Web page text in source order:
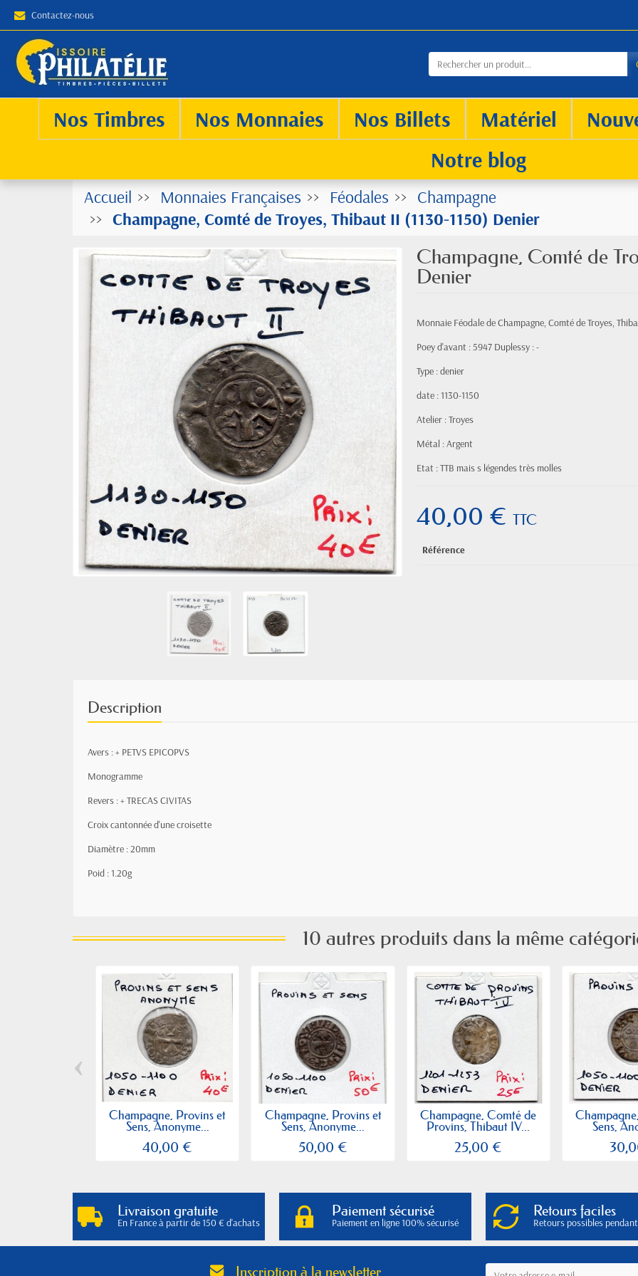
Contactez-nous
Nos Timbres Nos Monnaies Nos Billets Matériel
Notre blog
Accueil Monnaies Françaises Féodales
Champagne
Champagne, Comté de Troyes, Thibaut II (1130-1150) Denier
Champagne, Comté de
Denier
Monnaie Féodale de Champagne, Comté de Troyes,
Poey d'avant : 5947 Duplessy : -
Type : denier
date : 1130-1150
Atelier : Troyes
Métal : Argent
Etat : TTB mais s légendes très molles
40,00 €TTC
Référence
Description
Avers :+ PETVS EPICOPVS
Monogramme
Revers : +TRECAS CIVITAS
Croix cantonnée d'une croisette
Diamètre : 20mm
Poid : 1.20g
10 autres produits dans la même
Champagne, Provins et
Sens, Anonyme...
40,00 €
Champagne, Provins et
Sens, Anonyme...
50,00 €
Champagne, Comté de
Provins, Thibaut IV...
25,00 €
Sens,
‹
Livraison gratuite
En France à partir de 150 € d'achats
Paiement sécurisé
Paiement en ligne 100% sécurisé
Retours faciles
Retours possibles
Inscription à la newsletter